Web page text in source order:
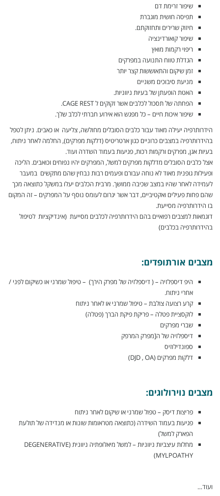
שיפור זרימת דם
תפיסה חושית מוגברת
חיזוק שרירים ותחזוקתם.
שיפור קואורדינציה
ריפוי רקמות מואץ
הגדלת טווח התנועה במפרקים
זמן שיקום והתאוששות קצר יותר
מניעת סיבוכים משניים
האטת הופעתן של בעיות ניווניות.
הפחתה של תסכול לכלבים אשר זקוקים ל CAGE REST.
שיפור איכות חיים – כל מפגש הוא אירוע חברתי לכלב שלך.
הידרותרפיה יעילה מאוד עבור כלבים הסובלים מחולשה, צליעה או כאבים. ניתן לטפל
בהידרותרפיה במצבים כרוניים כגון ארטריטיס (דלקות מפרקים), החלמה לאחר ניתוח,
בעיות אגן, מפרקים ורקמות רכות, פגיעות בעמוד השדרה ועוד.
אצל כלבים הסובלים מדלקות מפרקים למשל, המפרקים יהיו נפוחים וכואבים. הליכה
ופעילות גופנית מאוד לא נוחה עבורם ופעמים רבות נבחין שהם מתקשים במעבר
לעמידה לאחר שהיו במצב שכיבה ממושך. מרבית הכלבים יעלו במשקל כתוצאה מכך
שהם פחות פעילים ואקטיביים, דבר אשר יגרום לעומס נוסף על המפרקים – זה המקום
בו הידרותרפיה מסייעת.
דוגמאות למצבים רפואיים בהם הידרותרפיה לכלבים מסייעת (אינדיקציות לטיפול
בהידרותרפיה בכלבים)
מצבים אורתופדים:
היפ דיספלזיה – ( דיספלזיה של מפרק הירך) – טיפול שמרני או כשיקום לפני /
אחרי ניתוח.
קרע רצועה צולבת – טיפול שמרני או לאחר ניתוח
לוקסציית פטלה – פריקת פיקת הברך (פטלה)
שברי מפרקים
דיספלזיה של ה[מפרק המרפק
ספונדילוזיס
דלקות מפרקים (DJD , OA)
מצבים נוירולוגים:
פריצות דיסק – טפול שמרני או שיקום לאחר ניתוח
פגיעות בעמוד השידרה (כתוצאה מטראומות שונות או מנדידה של תולעת
הפארק למשל)
מחלות עיצביות ניווניות – למשל מיאלופתיה ניוונית (DEGENERATIVE
MYLPOATHY)
ועוד…